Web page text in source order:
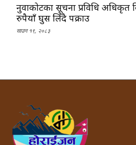
नुवाकोटका सूचना प्रविधि अधिकृत
रुपैयाँ घुस लिँदै पक्राउ
साउन १९, २०८३